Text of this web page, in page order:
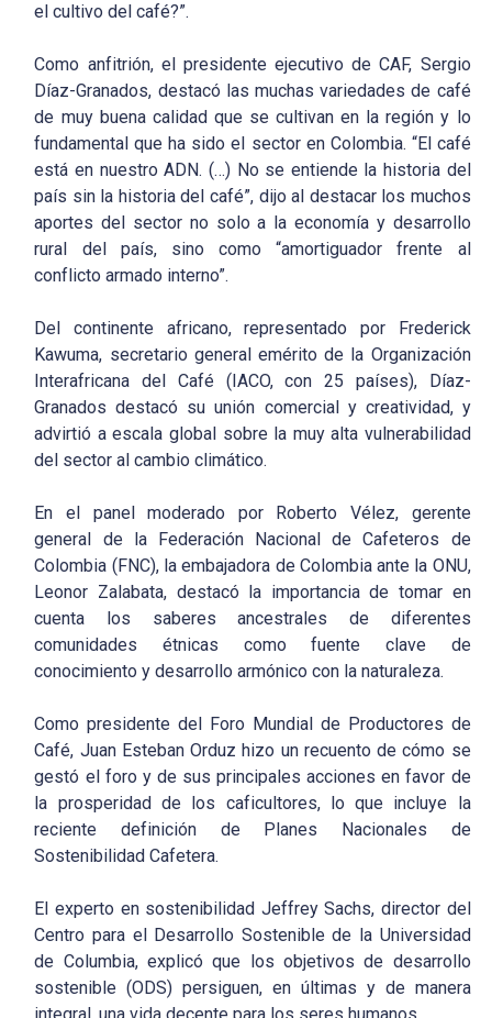
el cultivo del café?”.
Como anfitrión, el presidente ejecutivo de CAF, Sergio
Díaz-Granados, destacó las muchas variedades de café
de muy buena calidad que se cultivan en la región y lo
fundamental que ha sido el sector en Colombia. “El café
está en nuestro ADN. (…) No se entiende la historia del
país sin la historia del café”, dijo al destacar los muchos
aportes del sector no solo a la economía y desarrollo
rural del país, sino como “amortiguador frente al
conflicto armado interno”.
Del continente africano, representado por Frederick
Kawuma, secretario general emérito de la Organización
Interafricana del Café (IACO, con 25 países), Díaz-
Granados destacó su unión comercial y creatividad, y
advirtió a escala global sobre la muy alta vulnerabilidad
del sector al cambio climático.
En el panel moderado por Roberto Vélez, gerente
general de la Federación Nacional de Cafeteros de
Colombia (FNC), la embajadora de Colombia ante la ONU,
Leonor Zalabata, destacó la importancia de tomar en
cuenta los saberes ancestrales de diferentes
comunidades étnicas como fuente clave de
conocimiento y desarrollo armónico con la naturaleza.
Como presidente del Foro Mundial de Productores de
Café, Juan Esteban Orduz hizo un recuento de cómo se
gestó el foro y de sus principales acciones en favor de
la prosperidad de los caficultores, lo que incluye la
reciente definición de Planes Nacionales de
Sostenibilidad Cafetera.
El experto en sostenibilidad Jeffrey Sachs, director del
Centro para el Desarrollo Sostenible de la Universidad
de Columbia, explicó que los objetivos de desarrollo
sostenible (ODS) persiguen, en últimas y de manera